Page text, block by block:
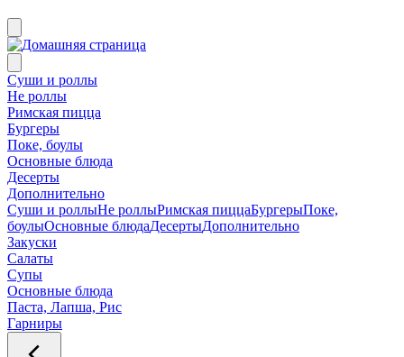
Суши и роллы
Не роллы
Римская пицца
Бургеры
Поке, боулы
Основные блюда
Десерты
Дополнительно
Суши и роллыНе роллыРимская пиццаБургерыПоке,
боулыОсновные блюдаДесертыДополнительно
Закуски
Салаты
Супы
Основные блюда
Паста, Лапша, Рис
Гарниры